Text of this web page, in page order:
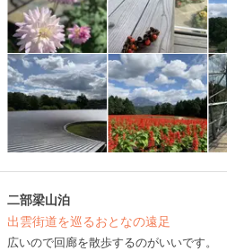
二部梁山泊
出雲街道を巡るおとなの遠足
広いので回廊を散歩するのがいいです。